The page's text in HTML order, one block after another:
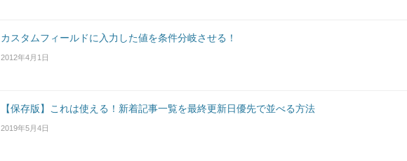
カスタムフィールドに入力した値を条件分岐させる！
2012年4月1日
【保存版】これは使える！新着記事一覧を最終更新日優先で並べる方法
2019年5月4日